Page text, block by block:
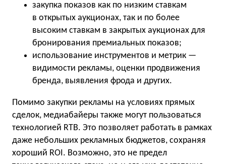
закупка показов как по низким ставкам
в открытых аукционах, так и по более
высоким ставкам в закрытых аукционах для
бронирования премиальных показов;
использование инструментов и метрик —
видимости рекламы, оценки продвижения
бренда, выявления фрода и других.
Помимо закупки рекламы на условиях прямых
сделок, медиабайеры также могут пользоваться
технологией RTB. Это позволяет работать в рамках
даже небольших рекламных бюджетов, сохраняя
хороший ROI. Возможно, это не предел